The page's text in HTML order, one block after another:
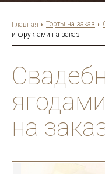
Главная Торты на заказ
и фруктами на заказ
на